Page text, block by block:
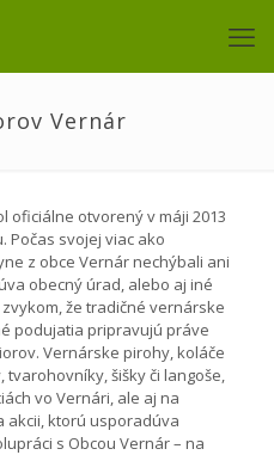
Vernár
oficiálne otvorený v máji 2013
Počas svojej viac ako
z obce Vernár nechýbali ani
obecný úrad, alebo aj iné
že tradičné vernárske
podujatia pripravujú práve
Vernárske pirohy, koláče
šišky či langoše,
vo Vernári, ale aj na
akcii, ktorú usporadúva
s Obcou Vernár – na